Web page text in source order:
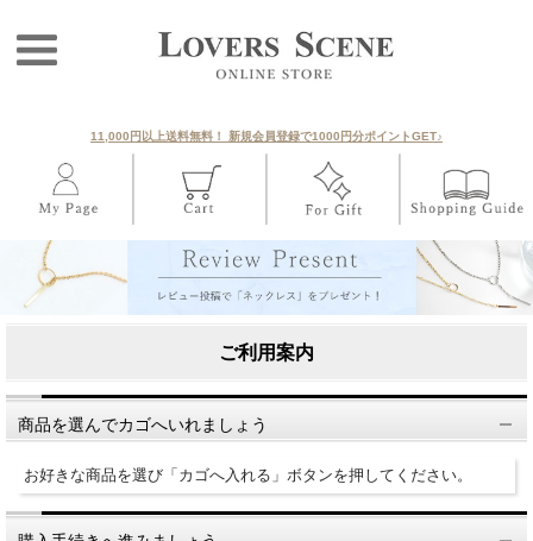
11,000円以上送料無料！ 新規会員登録で1000円分ポイントGET♪
ご利用案内
商品を選んでカゴへいれましょう
お好きな商品を選び「カゴへ入れる」ボタンを押してください。